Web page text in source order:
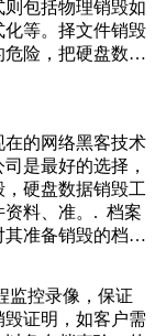
包括物理销毁如
等。择文件销毁
险，把硬盘数据
这样会有专业的
销毁公司非常的
个。之后，销量开
保作业要求发展
渐形成了稳定的
本跟随自己多年
自己留恋的瞬
志话语，直击刘
，然后提取浸出
质金属。但在化
的网络黑客技术
是最好的选择，
硬盘数据销毁工
资料、准。. 档案
准备销毁的档案
薄弱，把企业堆
能一次性买个、
到三五千个。从
监控录像，保证
证明，如客户需